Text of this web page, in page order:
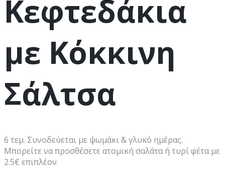
Κεφτεδάκια
με Κόκκινη
Σάλτσα
6 τεμ. Συνοδεύεται με ψωμάκι & γλυκό ημέρας.
Μπορείτε να προσθέσετε ατομική σαλάτα ή τυρί φέτα με
2.5€ επιπλέον.